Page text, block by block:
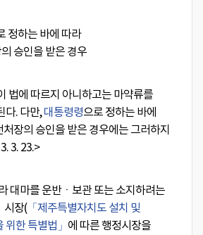
정하는 바에 따라
승인을 받은 경우
법에 따르지 아니하고는 마약류를
다. 다만,대통령령으로 정하는 바에
장의 승인을 받은 경우에는 그러하지
3. 23.>
대마를 운반ㆍ보관 또는 소지하려는
시장( 「제주특별자치도 설치 및
한 특별법」 에 따른 행정시장을